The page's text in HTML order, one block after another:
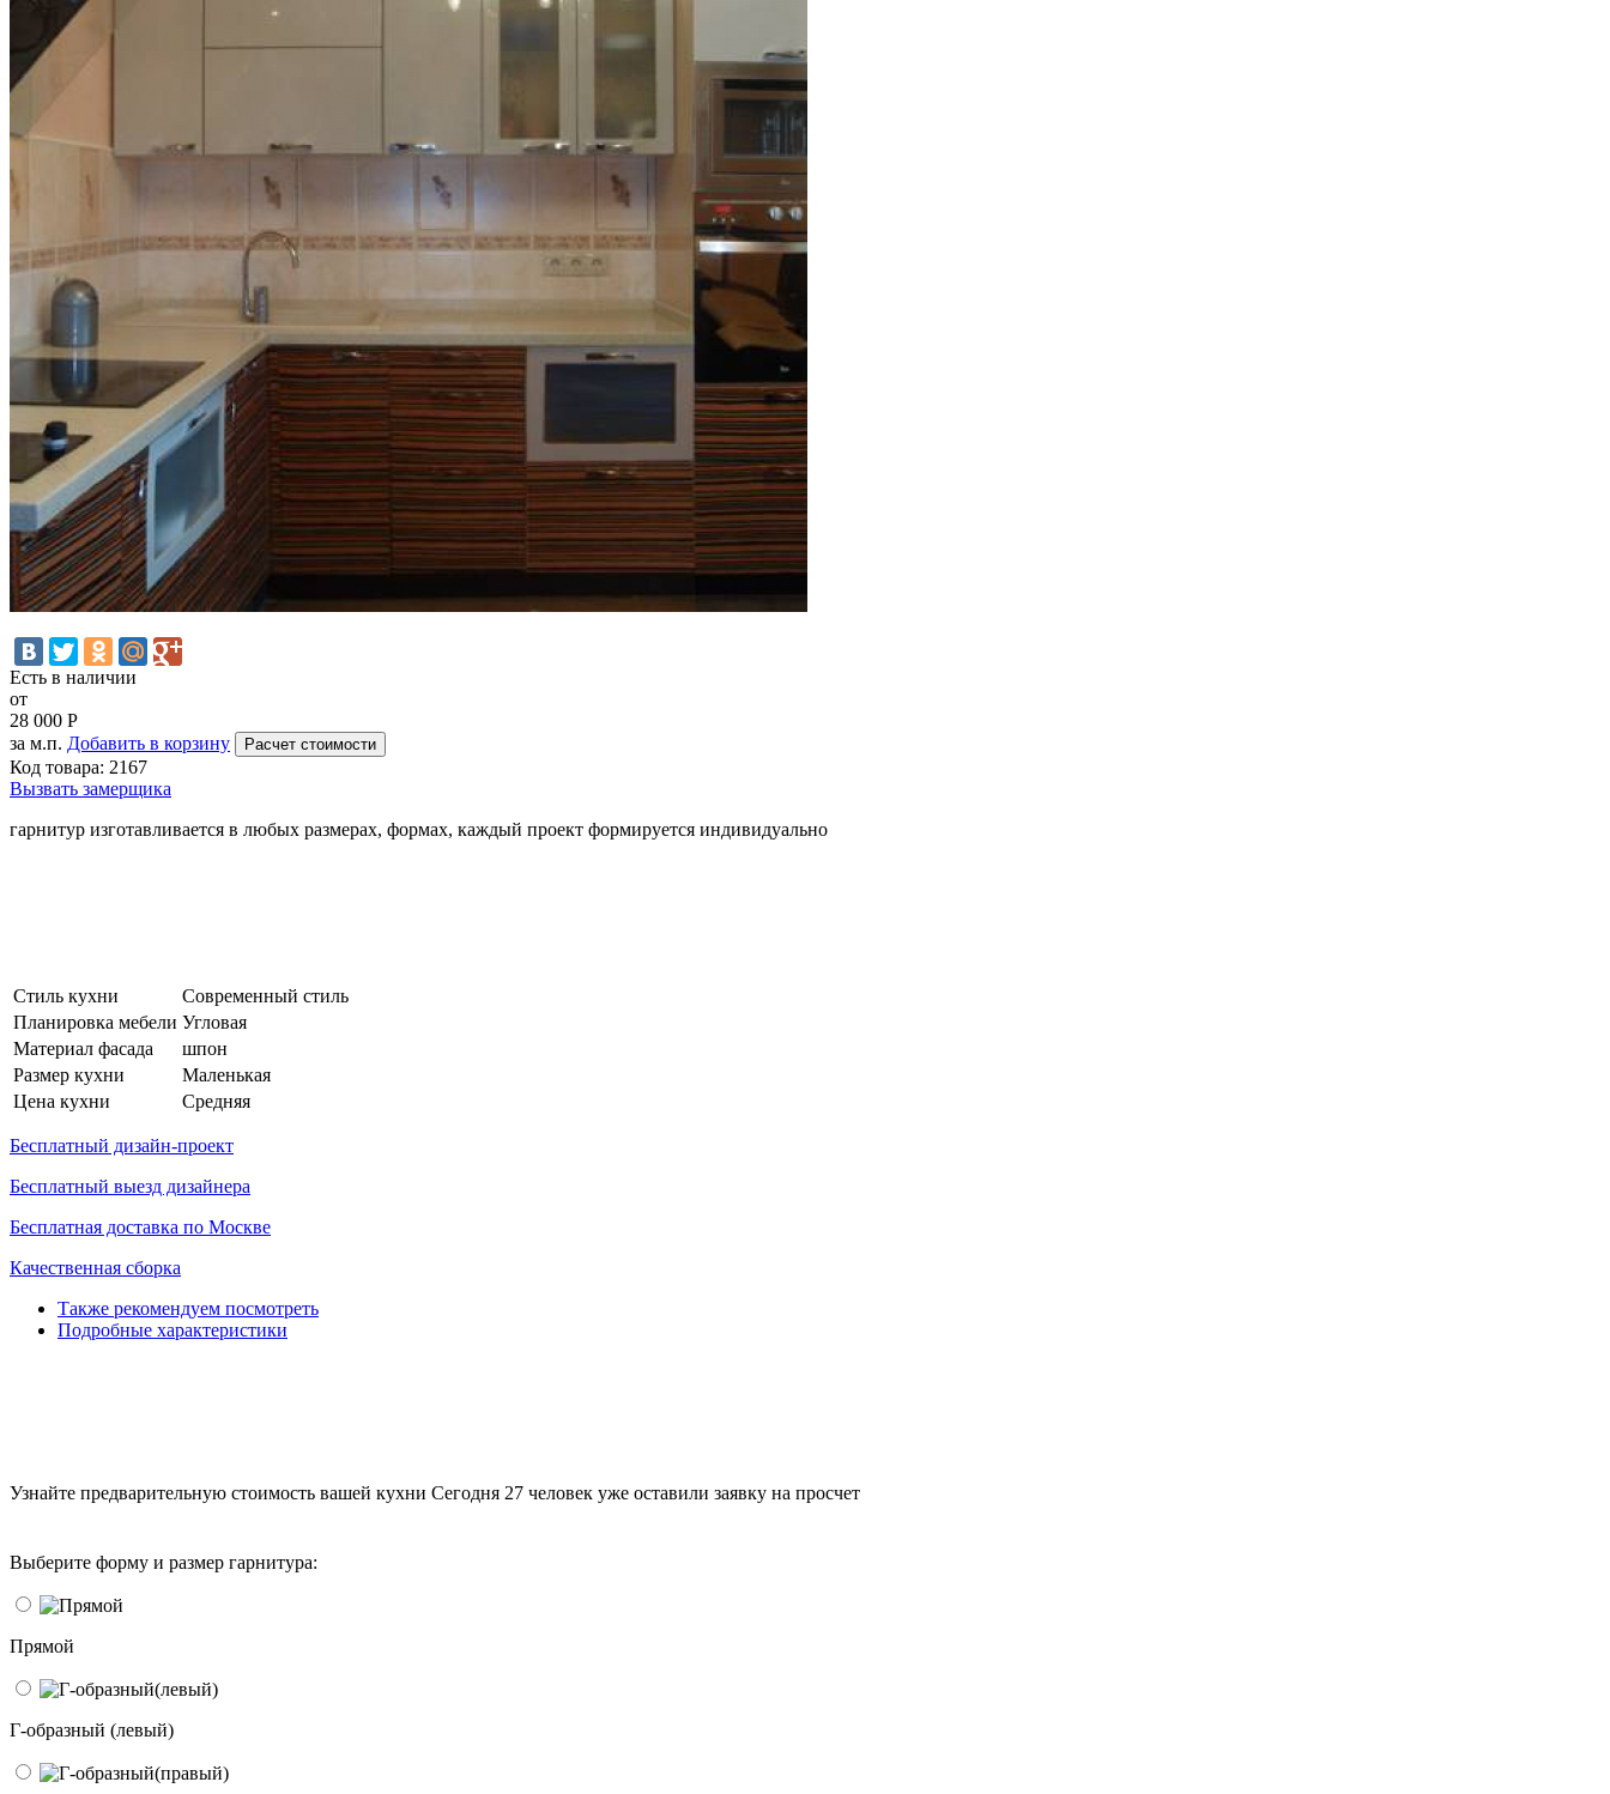
Есть в наличии
от
28 000 Р
за м.п. Добавить в корзину Расчет стоимости
Код товара: 2167
Вызвать замерщика
гарнитур изготавливается в любых размерах, формах, каждый проект формируется индивидуально
Стиль кухни
Современный стиль
Планировка мебели Угловая
Материал фасада
шпон
Размер кухни
Маленькая
Цена кухни
Средняя
Бесплатный дизайн-проект
Бесплатный выезд дизайнера
Бесплатная доставка по Москве
Качественная сборка
Также рекомендуем посмотреть
Подробные характеристики
Узнайте предварительную стоимость вашей кухни Сегодня 27 человек уже оставили заявку на просчет
Выберите форму и размер гарнитура:
Прямой
Г-образный (левый)